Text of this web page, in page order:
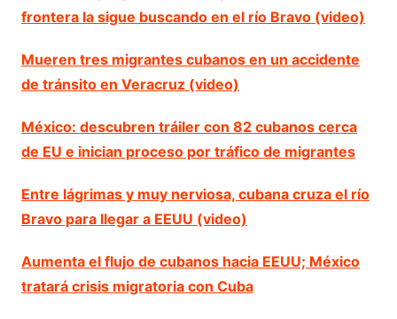
frontera la sigue buscando en el río Bravo (video)
Mueren tres migrantes cubanos en un accidente
de tránsito en Veracruz (video)
México: descubren tráiler con 82 cubanos cerca
de EU e inician proceso por tráfico de migrantes
Entre lágrimas y muy nerviosa, cubana cruza el río
Bravo para llegar a EEUU (video)
Aumenta el flujo de cubanos hacia EEUU; México
tratará crisis migratoria con Cuba